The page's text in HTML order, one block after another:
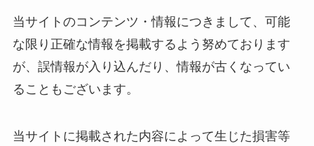
当サイトのコンテンツ・情報につきまして、可能
な限り正確な情報を掲載するよう努めております
が、誤情報が入り込んだり、情報が古くなってい
ることもございます。
当サイトに掲載された内容によって生じた損害等